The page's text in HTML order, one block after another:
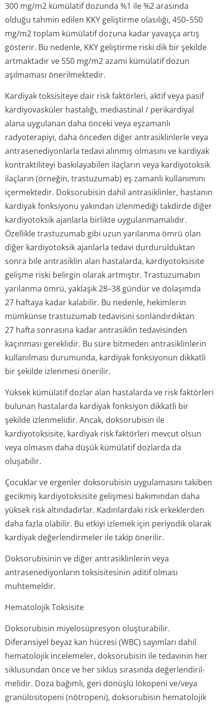
300 mg/m2 kümülatif dozunda %1 ile %2 arasında
olduğu tahmin edilen KKY geliştirme olasılığı, 450–550
mg/m2 toplam kümülatif dozuna kadar yavaşça artış
gösterir. Bu nedenle, KKY geliştirme riski dik bir şekilde
artmaktadır ve 550 mg/m2 azami kümülatif dozun
aşılmaması önerilmektedir.
Kardiyak toksisiteye dair risk faktörleri, aktif veya pasif
kardiyovasküler hastalığı, mediastinal / perikardiyal
alana uygulanan daha önceki veya eşzamanlı
radyoterapiyi, daha önceden diğer antrasiklinlerle veya
antrasenediyonlarla tedavi alınmış olmasını ve kardiyak
kontraktiliteyi baskılayabilen ilaçların veya kardiyotoksik
ilaçların (örneğin, trastuzumab) eş zamanlı kullanımını
içermektedir. Doksorubisin dahil antrasiklinler, hastanın
kardiyak fonksiyonu yakından izlenmediği takdirde diğer
kardiyotoksik ajanlarla birlikte uygulanmamalıdır.
Özellikle trastuzumab gibi uzun yarılanma ömrü olan
diğer kardiyotoksik ajanlarla tedavi durdurulduktan
sonra bile antrasiklin alan hastalarda, kardiyotoksisite
gelişme riski belirgin olarak artmıştır. Trastuzumabın
yarılanma ömrü, yaklaşık 28–38 gündür ve dolaşımda
27 haftaya kadar kalabilir. Bu nedenle, hekimlerin
mümkünse trastuzumab tedavisini sonlandırdıktan
27 hafta sonrasına kadar antrasiklin tedavisinden
kaçınması gereklidir. Bu süre bitmeden antrasiklinlerin
kullanılması durumunda, kardiyak fonksiyonun dikkatli
bir şekilde izlenmesi önerilir.
Yüksek kümülatif dozlar alan hastalarda ve risk faktörleri
bulunan hastalarda kardiyak fonksiyon dikkatli bir
şekilde izlenmelidir. Ancak, doksorubisin ile
kardiyotoksisite, kardiyak risk faktörleri mevcut olsun
veya olmasın daha düşük kümülatif dozlarda da
oluşabilir.
Çocuklar ve ergenler doksorubisin uygulamasını takiben
gecikmiş kardiyotoksisite gelişmesi bakımından daha
yüksek risk altındadırlar. Kadınlardaki risk erkeklerden
daha fazla olabilir. Bu etkiyi izlemek için periyodik olarak
kardiyak değerlendirmeler ile takip önerilir.
Doksorubisinin ve diğer antrasiklinlerin veya
antrasenediyonların toksisitesinin aditif olması
muhtemeldir.
Hematolojik Toksisite
Doksorubisin miyelosüpresyon oluşturabilir.
Diferansiyel beyaz kan hücresi (WBC) sayımları dahil
hematolojik incelemeler, doksorubisin ile tedavinin her
siklusundan önce ve her siklus sırasında değerlendiril­
melidir. Doza bağımlı, geri dönüşlü lökopeni ve/veya
granülositopeni (nötropeni), doksorubisin hematolojik